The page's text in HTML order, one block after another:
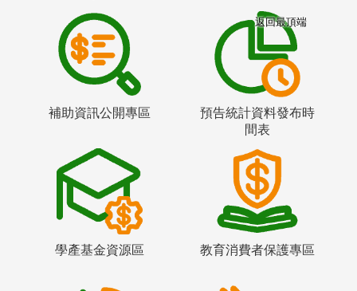
補助資訊公開專區
預告統計資料發布時
間表
學產基金資源區 教育消費者保護專區
返回最頂端